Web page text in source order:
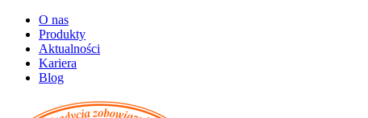
O nas
Produkty
Aktualności
Kariera
Blog